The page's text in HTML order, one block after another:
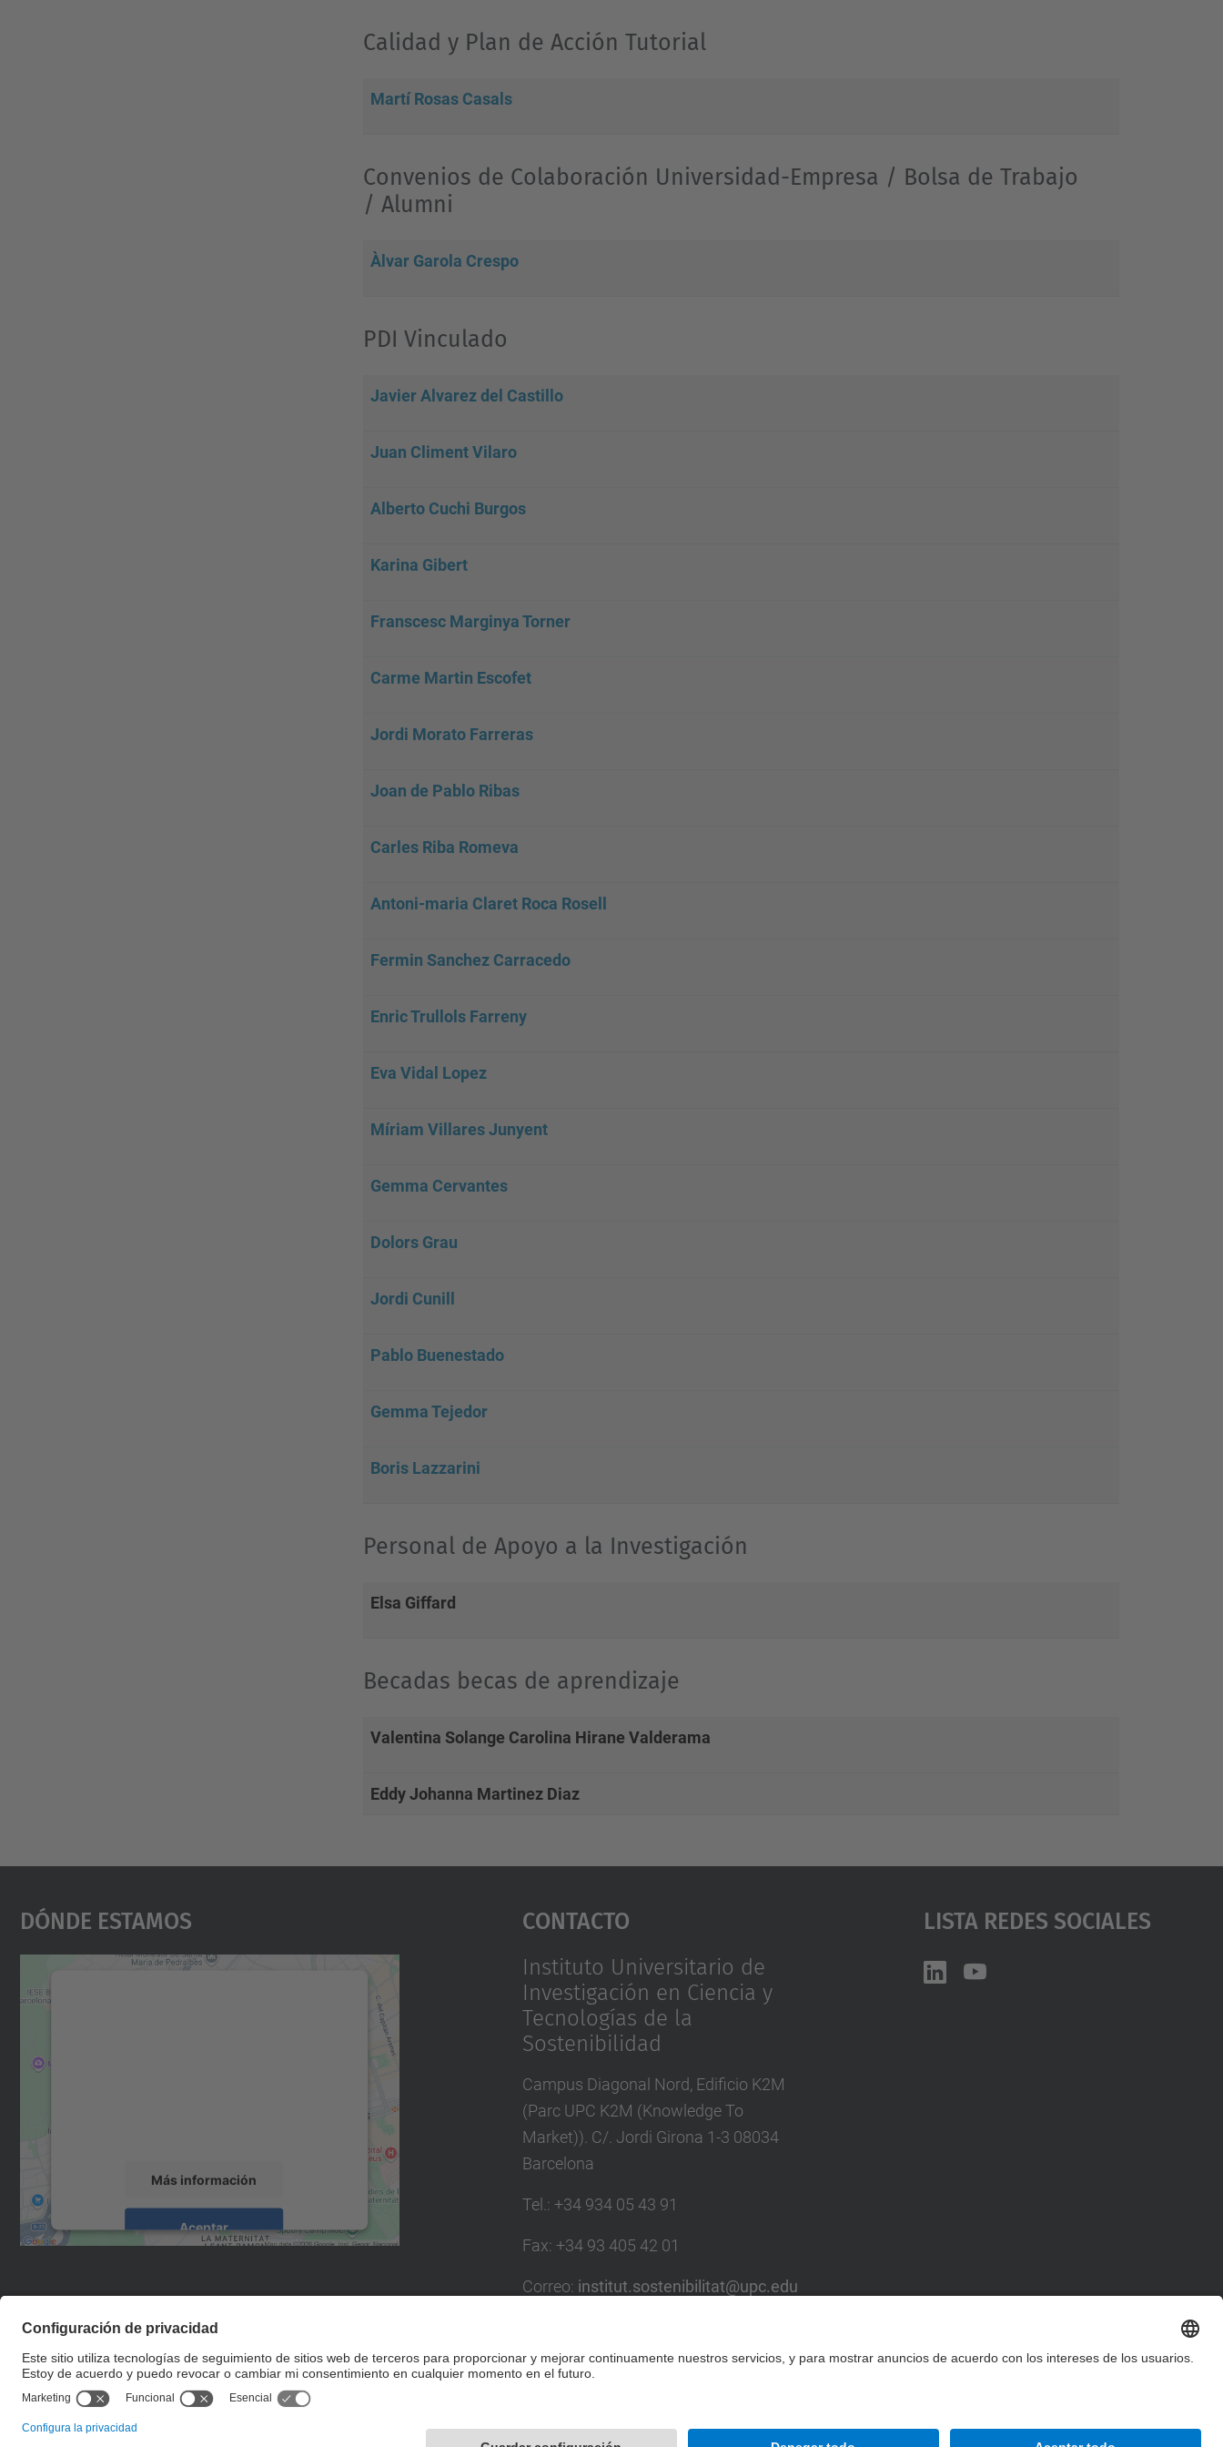
Calidad y Plan de Acción Tutorial
Martí Rosas Casals
Convenios de Colaboración Universidad-Empresa / Bolsa de Trabajo
/ Alumni
Àlvar Garola Crespo
PDI Vinculado
Javier Alvarez del Castillo
Juan Climent Vilaro
Alberto Cuchi Burgos
Karina Gibert
Franscesc Marginya Torner
Carme Martin Escofet
Jordi Morato Farreras
Joan de Pablo Ribas
Carles Riba Romeva
Antoni-maria Claret Roca Rosell
Fermin Sanchez Carracedo
Enric Trullols Farreny
Eva Vidal Lopez
Míriam Villares Junyent
Gemma Cervantes
Dolors Grau
Jordi Cunill
Pablo Buenestado
Gemma Tejedor
Boris Lazzarini
Personal de Apoyo a la Investigación
Elsa Giffard
Becadas becas de aprendizaje
Valentina Solange Carolina Hirane Valderama
Eddy Johanna Martinez Diaz
Dónde Estamos
Más información
Aceptar
Contacto
Instituto Universitario de
Investigación en Ciencia y
Tecnologías de la
Sostenibilidad
Campus Diagonal Nord, Edificio K2M
(Parc UPC K2M (Knowledge To
Market)). C/. Jordi Girona 1-3 08034
Barcelona
Tel. : +34 934 05 43 91
Fax: +34 93 405 42 01
Correo: institut.sostenibilitat@upc.edu
Formulario de contacto
Lista Redes Sociales